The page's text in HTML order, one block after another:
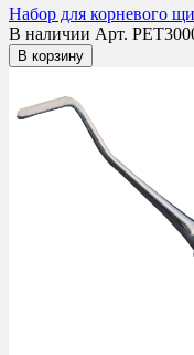
Набор для корневого
В наличии Арт.
В корзину